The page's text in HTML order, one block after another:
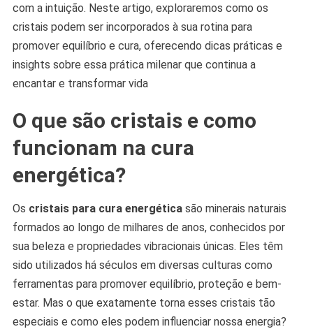
com a intuição. Neste artigo, exploraremos como os
cristais podem ser incorporados à sua rotina para
promover equilíbrio e cura, oferecendo dicas práticas e
insights sobre essa prática milenar que continua a
encantar e transformar vida
O que são cristais e como
funcionam na cura
energética?
Os cristais para cura energéticasão minerais naturais
formados ao longo de milhares de anos, conhecidos por
sua beleza e propriedades vibracionais únicas. Eles têm
sido utilizados há séculos em diversas culturas como
ferramentas para promover equilíbrio, proteção e bem-
estar. Mas o que exatamente torna esses cristais tão
especiais e como eles podem influenciar nossa energia?